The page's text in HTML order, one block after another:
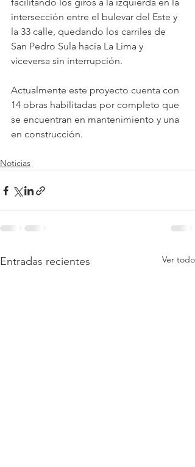
intersección entre el bulevar del Este y
la 33 calle, quedando los carriles de
San Pedro Sula hacia La Lima y
viceversa sin interrupción.
Actualmente este proyecto cuenta con
14 obras habilitadas por completo que
se encuentran en mantenimiento y una
en construcción.
Noticias
Entradas recientes Ver todo